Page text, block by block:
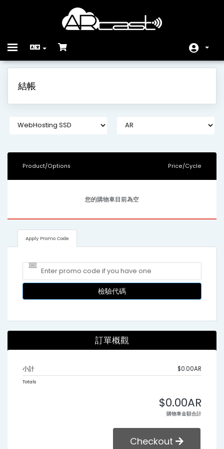
Toggle
服務狀態
結帳
Product/Options Price/Cycle
您的購物車目前為空
Apply Promo Code
檢驗代碼
訂單概觀
小計 $0.00AR
Totals
$0.00AR
購物車金額合計
Checkout